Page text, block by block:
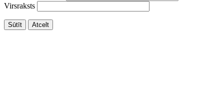
Virsraksts
Sūtīt Atcelt